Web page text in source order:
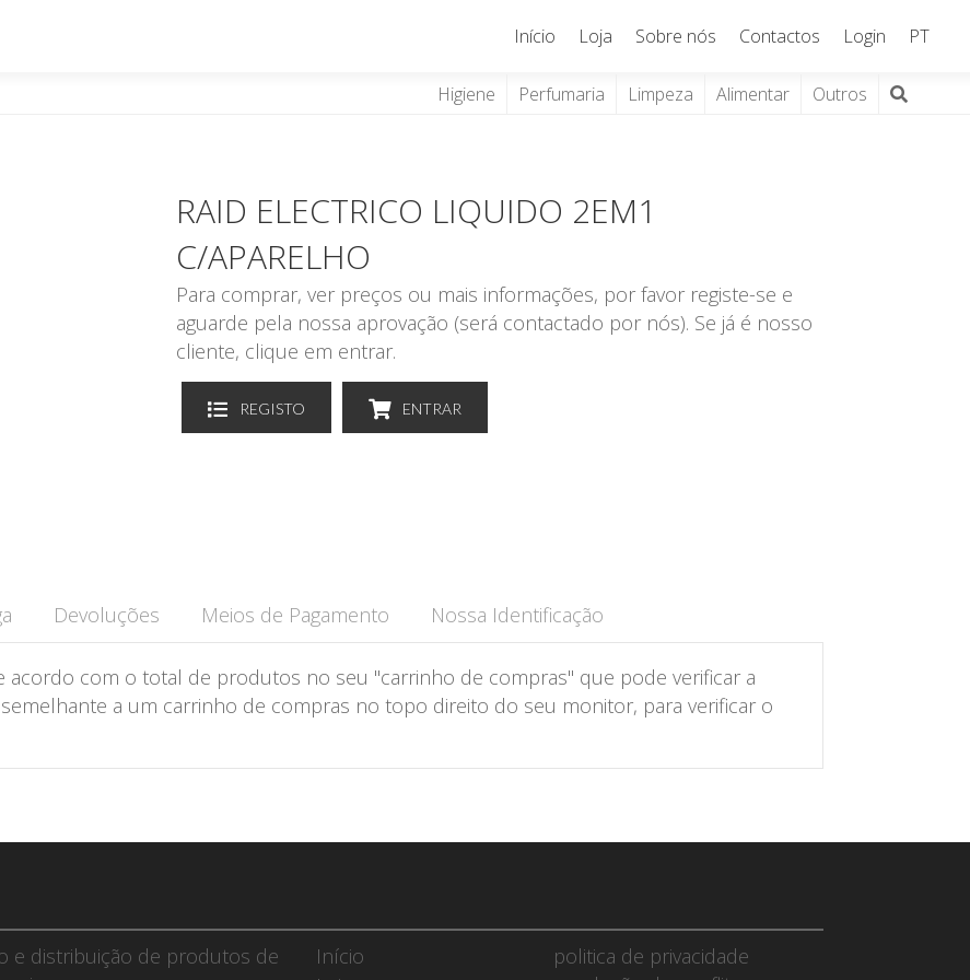
Início Loja Sobre nós Contactos Login PT
Higiene Perfumaria Limpeza Alimentar Outros
RAID ELECTRICO LIQUIDO 2EM1
C/APARELHO
Para comprar, ver preços ou mais informações, por favor registe-se e
aguarde pela nossa aprovação (será contactado por nós). Se já é nosso
cliente, clique em entrar.
REGISTO ENTRAR
Devoluções Meios de Pagamento Nossa Identificação
acordo com o total de produtos no seu "carrinho de compras" que pode verificar a
a um carrinho de compras no topo direito do seu monitor, para verificar o
e distribuição de produtos de
Início
politica de privacidade